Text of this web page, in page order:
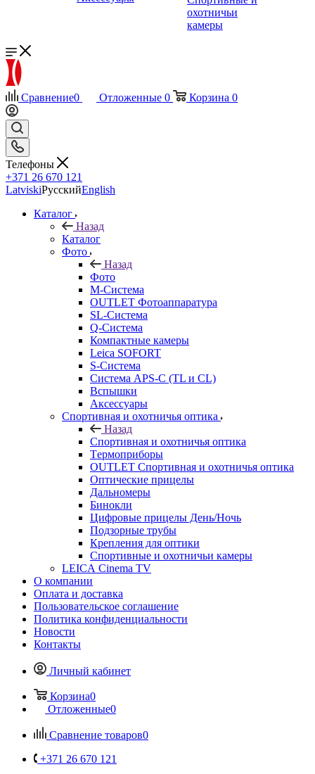
охотничьи
камеры
Сравнение0 Отложенные 0 Корзина 0
Телефоны
+371 26 670 121
LatviskiРусскийEnglish
Каталог
Назад
Каталог
Фото
Назад
Фото
M-Система
OUTLET Фотоаппаратура
SL-Система
Q-Cистема
Компактные камеры
Leica SOFORT
S-Система
Система APS-C (TL и CL)
Вспышки
Аксессуары
Спортивная и охотничья оптика
Назад
Спортивная и охотничья оптика
Tермоприборы
OUTLET Спортивная и охотничья оптика
Оптические прицелы
Дальномеры
Бинокли
Цифровые прицелы День/Ночь
Подзорные трубы
Крепления для оптики
Спортивные и охотничьи камеры
LEICA Cinema TV
О компании
Оплата и доставка
Пользовательское соглашение
Политика конфиденциальности
Новости
Контакты
Личный кабинет
Корзина0
Отложенные0
Сравнение товаров0
+371 26 670 121